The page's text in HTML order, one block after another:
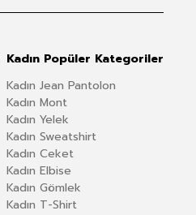
Kadın Popüler Kategoriler
Kadın Jean Pantolon
Kadın Mont
Kadın Yelek
Kadın Sweatshirt
Kadın Ceket
Kadın Elbise
Kadın Gömlek
Kadın T-Shirt